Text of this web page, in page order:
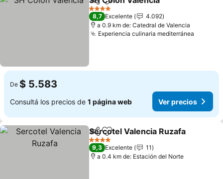
CompartirAñadir a favoritos
4 Estrellas
8,7 Excelente
4.092
a 0.9 km de: Catedral de Valencia
Experiencia culinaria mediterránea
De $ 5.583
Consultá los precios de 1 página web Ver precios
CompartirAñadir a favoritos
Sercotel Valencia Ruzafa
4 Estrellas
9,3 Excelente
11
a 0.4 km de: Estación del Norte